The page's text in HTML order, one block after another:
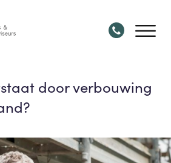
door verbouwing